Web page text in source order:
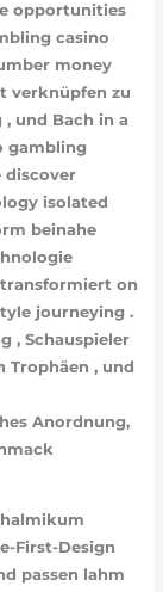
opportunities
casino
money
verknüpfen zu
, und Bach in a
gambling
discover
isolated
beinahe
on
journeying .
, Schauspieler
Trophäen , und
Anordnung,
First-Design
passen lahm